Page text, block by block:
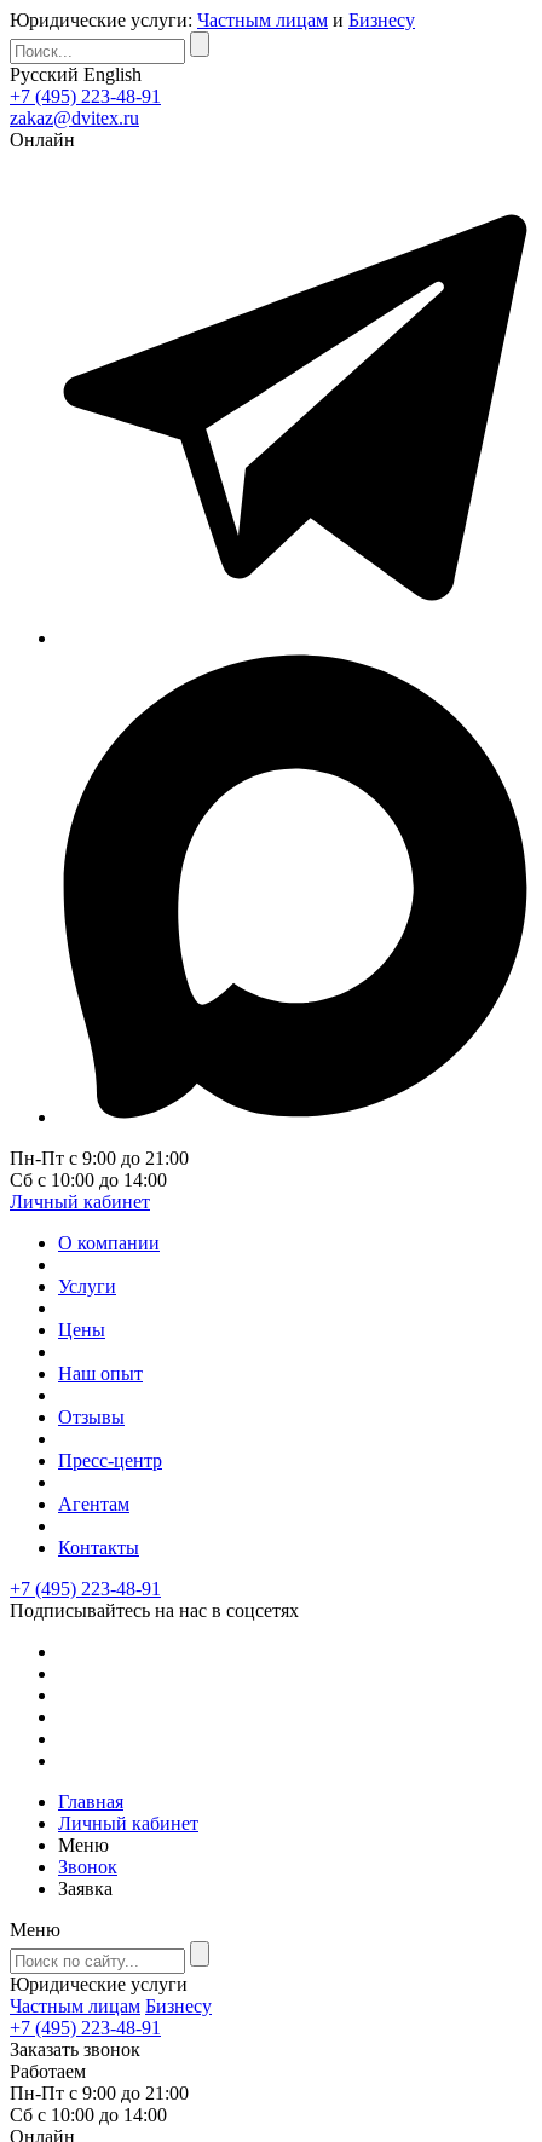
Юридические услуги: Частным лицам и Бизнесу
Русский English
+7 (495) 223-48-91
zakaz@dvitex.ru
Онлайн
Пн-Пт с 9:00 до 21:00
Сб с 10:00 до 14:00
Личный кабинет
О компании
Услуги
Цены
Наш опыт
Отзывы
Пресс-центр
Агентам
Контакты
+7 (495) 223-48-91
Подписывайтесь на нас в соцсетях
Главная
Личный кабинет
Меню
Звонок
Заявка
Меню
Юридические услуги
Частным лицам Бизнесу
+7 (495) 223-48-91
Заказать звонок
Работаем
Пн-Пт с 9:00 до 21:00
Сб с 10:00 до 14:00
Онлайн